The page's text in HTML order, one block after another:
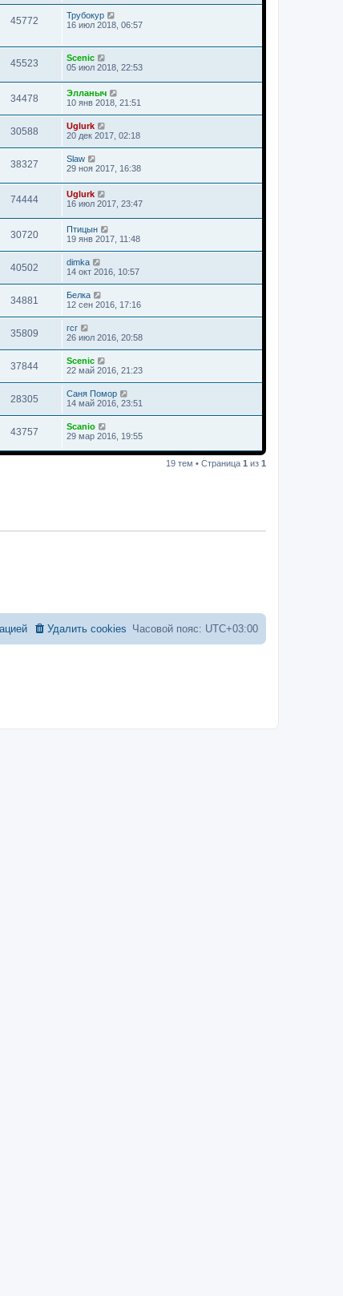
45772
Трубокур
16 июл 2018, 06:57
45523
Scenic
05 июл 2018, 22:53
34478
Элланыч
10 янв 2018, 21:51
30588
Uglurk
20 дек 2017, 02:18
38327
Slaw
29 ноя 2017, 16:38
74444
Uglurk
16 июл 2017, 23:47
30720
Птицын
19 янв 2017, 11:48
40502
dimka
14 окт 2016, 10:57
34881
Белка
12 сен 2016, 17:16
35809
гсг
26 июл 2016, 20:58
37844
Scenic
22 май 2016, 21:23
28305
Саня Помор
14 май 2016, 23:51
43757
Scanio
29 мар 2016, 19:55
19 тем • Страница 1 из 1
Часовой пояс: UTC+03:00
Удалить cookies